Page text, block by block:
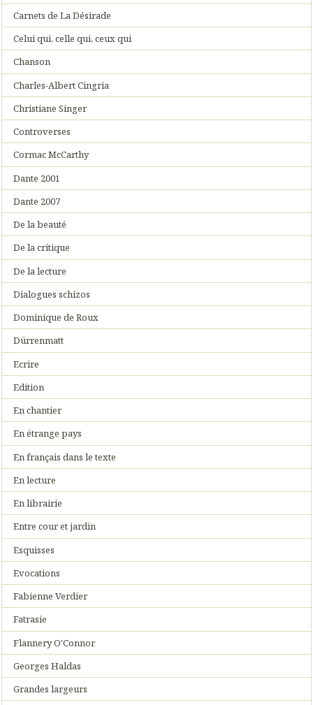
Carnets de La Désirade
Celui qui, celle qui, ceux qui
Chanson
Charles-Albert Cingria
Christiane Singer
Controverses
Cormac McCarthy
Dante 2001
Dante 2007
De la beauté
De la critique
De la lecture
Dialogues schizos
Dominique de Roux
Dürrenmatt
Ecrire
Edition
En chantier
En étrange pays
En français dans le texte
En lecture
En librairie
Entre cour et jardin
Esquisses
Evocations
Fabienne Verdier
Fatrasie
Flannery O'Connor
Georges Haldas
Grandes largeurs